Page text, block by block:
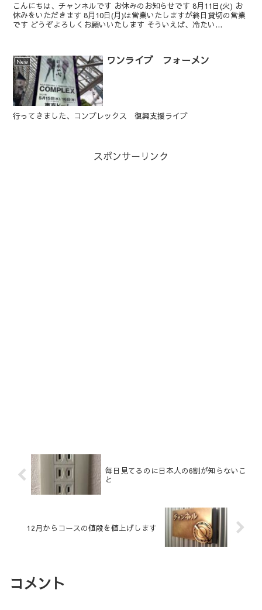
こんにちは、チャンネルです お休みのお知らせです 8月11日(火) お
休みをいただきます 8月10日(月)は営業いたしますが終日貸切の営業
です どうぞよろしくお願いいたします そういえば、冷たい...
New ワンライブ フォーメン
行ってきました、コンプレックス 復興支援ライブ
スポンサーリンク
毎日見てるのに日本人の6割が知らないこ
と
12月からコースの値段を値上げします
コメント